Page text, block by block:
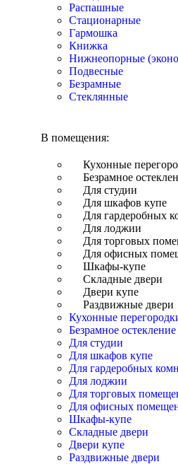
Распашные
Стационарные
Гармошка
Книжка
Нижнеопорные
Подвесные
Безрамные
Стеклянные
В помещения:
Кухонные
Безрамное
Для студии
Для шкафов купе
Для гардеробных
Для лоджии
Для торговых
Для офисных
Шкафы-купе
Складные двери
Двери купе
Раздвижные двери
Кухонные
Безрамное
Для студии
Для шкафов купе
Для гардеробных
Для лоджии
Для торговых
Для офисных
Шкафы-купе
Складные двери
Двери купе
Раздвижные двери